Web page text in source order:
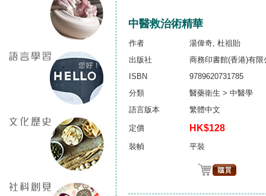
中醫救治術精華
作者
湯偉奇, 杜祖貽
出版社
商務印書館(香港)有限
ISBN
9789620731785
分類
醫藥衛生 > 中醫學
語言版本
繁體中文
定價 HK$128
裝幀 平裝